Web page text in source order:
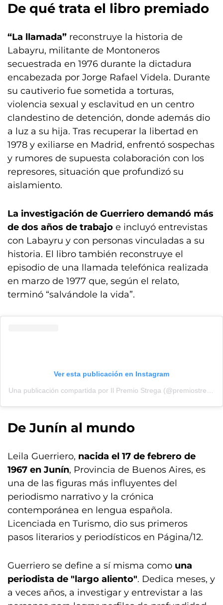
De qué trata el libro premiado
“La llamada” reconstruye la historia de
Labayru, militante de Montoneros
secuestrada en 1976 durante la dictadura
encabezada por Jorge Rafael Videla. Durante
su cautiverio fue sometida a torturas,
violencia sexual y esclavitud en un centro
clandestino de detención, donde además dio
a luz a su hija. Tras recuperar la libertad en
1978 y exiliarse en Madrid, enfrentó sospechas
y rumores de supuesta colaboración con los
represores, situación que profundizó su
aislamiento.
La investigación de Guerriero demandó más
de dos años de trabajo e incluyó entrevistas
con Labayru y con personas vinculadas a su
historia. El libro también reconstruye el
episodio de una llamada telefónica realizada
en marzo de 1977 que, según el relato,
terminó “salvándole la vida”.
Ver esta publicación en Instagram
De Junín al mundo
Leila Guerriero, nacida el 17 de febrero de
1967 en Junín, Provincia de Buenos Aires, es
una de las figuras más influyentes del
periodismo narrativo y la crónica
contemporánea en lengua española.
Licenciada en Turismo, dio sus primeros
pasos literarios y periodísticos en Página/12.
Guerriero se define a sí misma como una
periodista de "largo aliento". Dedica meses, y
a veces años, a investigar y entrevistar a las